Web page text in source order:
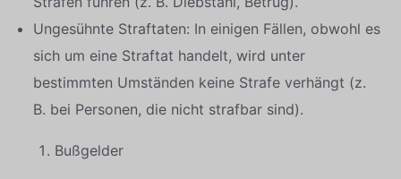
Ungesühnte Straftaten: In einigen Fällen, obwohl es
sich um eine Straftat handelt, wird unter
bestimmten Umständen keine Strafe verhängt (z.
B. bei Personen, die nicht strafbar sind).
Bußgelder